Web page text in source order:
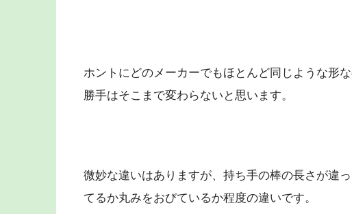
ホントにどのメーカーでもほとんど同じような形
勝手はそこまで変わらないと思います。
微妙な違いはありますが、持ち手の棒の長さが違
てるか丸みをおびているか程度の違いです。